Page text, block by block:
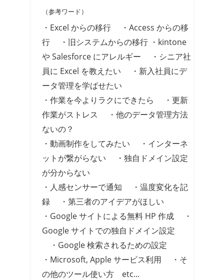
（参考ワード）
・Excel からの移行 ・Access からの移
行 ・旧システムからの移行 ・kintone
や Salesforce にアレルギー ・シニア社
員に Excel を教えたい ・新入社員にデ
ータ管理を学ばせたい
・作業を今よりラクにできたら ・更新
作業がストレス ・他のデータ管理方法
ないの？
・動画制作をしてみたい ・インターネ
ットが繋がらない ・独自ドメイン設定
が分からない
・人感センサーで通知 ・温度変化を記
録 ・第三者のアイデアがほしい
・Google サイトによる無料 HP 作成 ・
Google サイトでの独自ドメイン設定
・Google 検索されるための設定
・Microsoft, Apple サービス利用 ・そ
の他のツール使い方 etc...